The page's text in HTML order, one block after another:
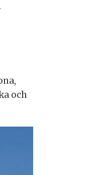
och